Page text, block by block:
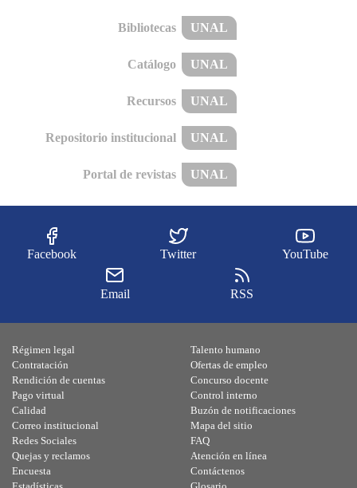
Bibliotecas UNAL
Catálogo UNAL
Recursos UNAL
Repositorio institucional UNAL
Portal de revistas UNAL
Facebook Twitter YouTube
Email RSS
Régimen legal
Contratación
Rendición de cuentas
Pago virtual
Calidad
Talento humano
Ofertas de empleo
Concurso docente
Control interno
Buzón de notificaciones
Correo institucional
Redes Sociales
Quejas y reclamos
Encuesta
Mapa del sitio
FAQ
Atención en línea
Contáctenos